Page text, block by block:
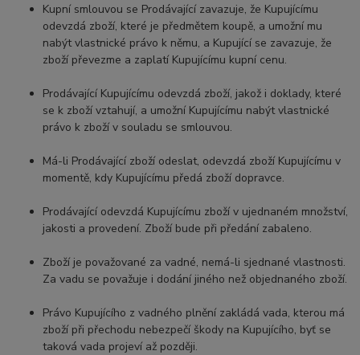
Kupní smlouvou se Prodávající zavazuje, že Kupujícímu
odevzdá zboží, které je předmětem koupě, a umožní mu
nabýt vlastnické právo k němu, a Kupující se zavazuje, že
zboží převezme a zaplatí Kupujícímu kupní cenu.
Prodávající Kupujícímu odevzdá zboží, jakož i doklady, které
se k zboží vztahují, a umožní Kupujícímu nabýt vlastnické
právo k zboží v souladu se smlouvou.
Má-li Prodávající zboží odeslat, odevzdá zboží Kupujícímu v
momentě, kdy Kupujícímu předá zboží dopravce.
Prodávající odevzdá Kupujícímu zboží v ujednaném množství,
jakosti a provedení. Zboží bude při předání zabaleno.
Zboží je považované za vadné, nemá-li sjednané vlastnosti.
Za vadu se považuje i dodání jiného než objednaného zboží.
Právo Kupujícího z vadného plnění zakládá vada, kterou má
zboží při přechodu nebezpečí škody na Kupujícího, byť se
taková vada projeví až později.